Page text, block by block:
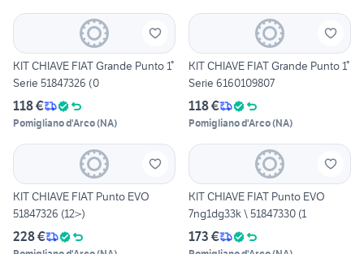
KIT CHIAVE FIAT Grande Punto 1°
Serie 51847326 (0
118 €
Pomigliano d'Arco(NA)
KIT CHIAVE FIAT Grande Punto 1°
Serie 6160109807
118 €
Pomigliano d'Arco(NA)
KIT CHIAVE FIAT Punto EVO
51847326 (12>)
228 €
KIT CHIAVE FIAT Punto EVO
7ng1dg33k \ 51847330 (1
173 €